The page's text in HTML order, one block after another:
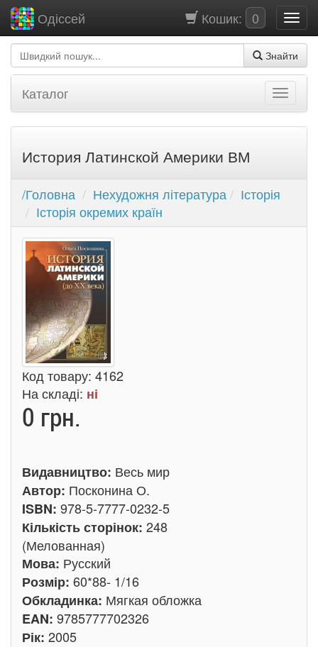
Кошик: 0
Одіссей
Знайти
Каталог
История Латинской Америки ВМ
/Головна Нехудожня література
Історія
Історія окремих країн
Код товару: 4162
На складі: ні
0 грн.
Видавництво: Весь мир
Автор: Посконина О.
ISBN: 978-5-7777-0232-5
Кількість сторінок: 248
(Мелованная)
Мова: Русский
Розмір: 60*88- 1/16
Обкладинка: Мягкая обложка
EAN: 9785777702326
Рік: 2005